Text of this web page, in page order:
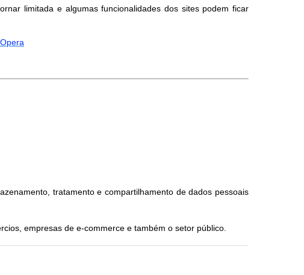
limitada e algumas funcionalidades dos sites podem ficar
Opera
tratamento e compartilhamento de dados pessoais
empresas de e-commerce e também o setor público.